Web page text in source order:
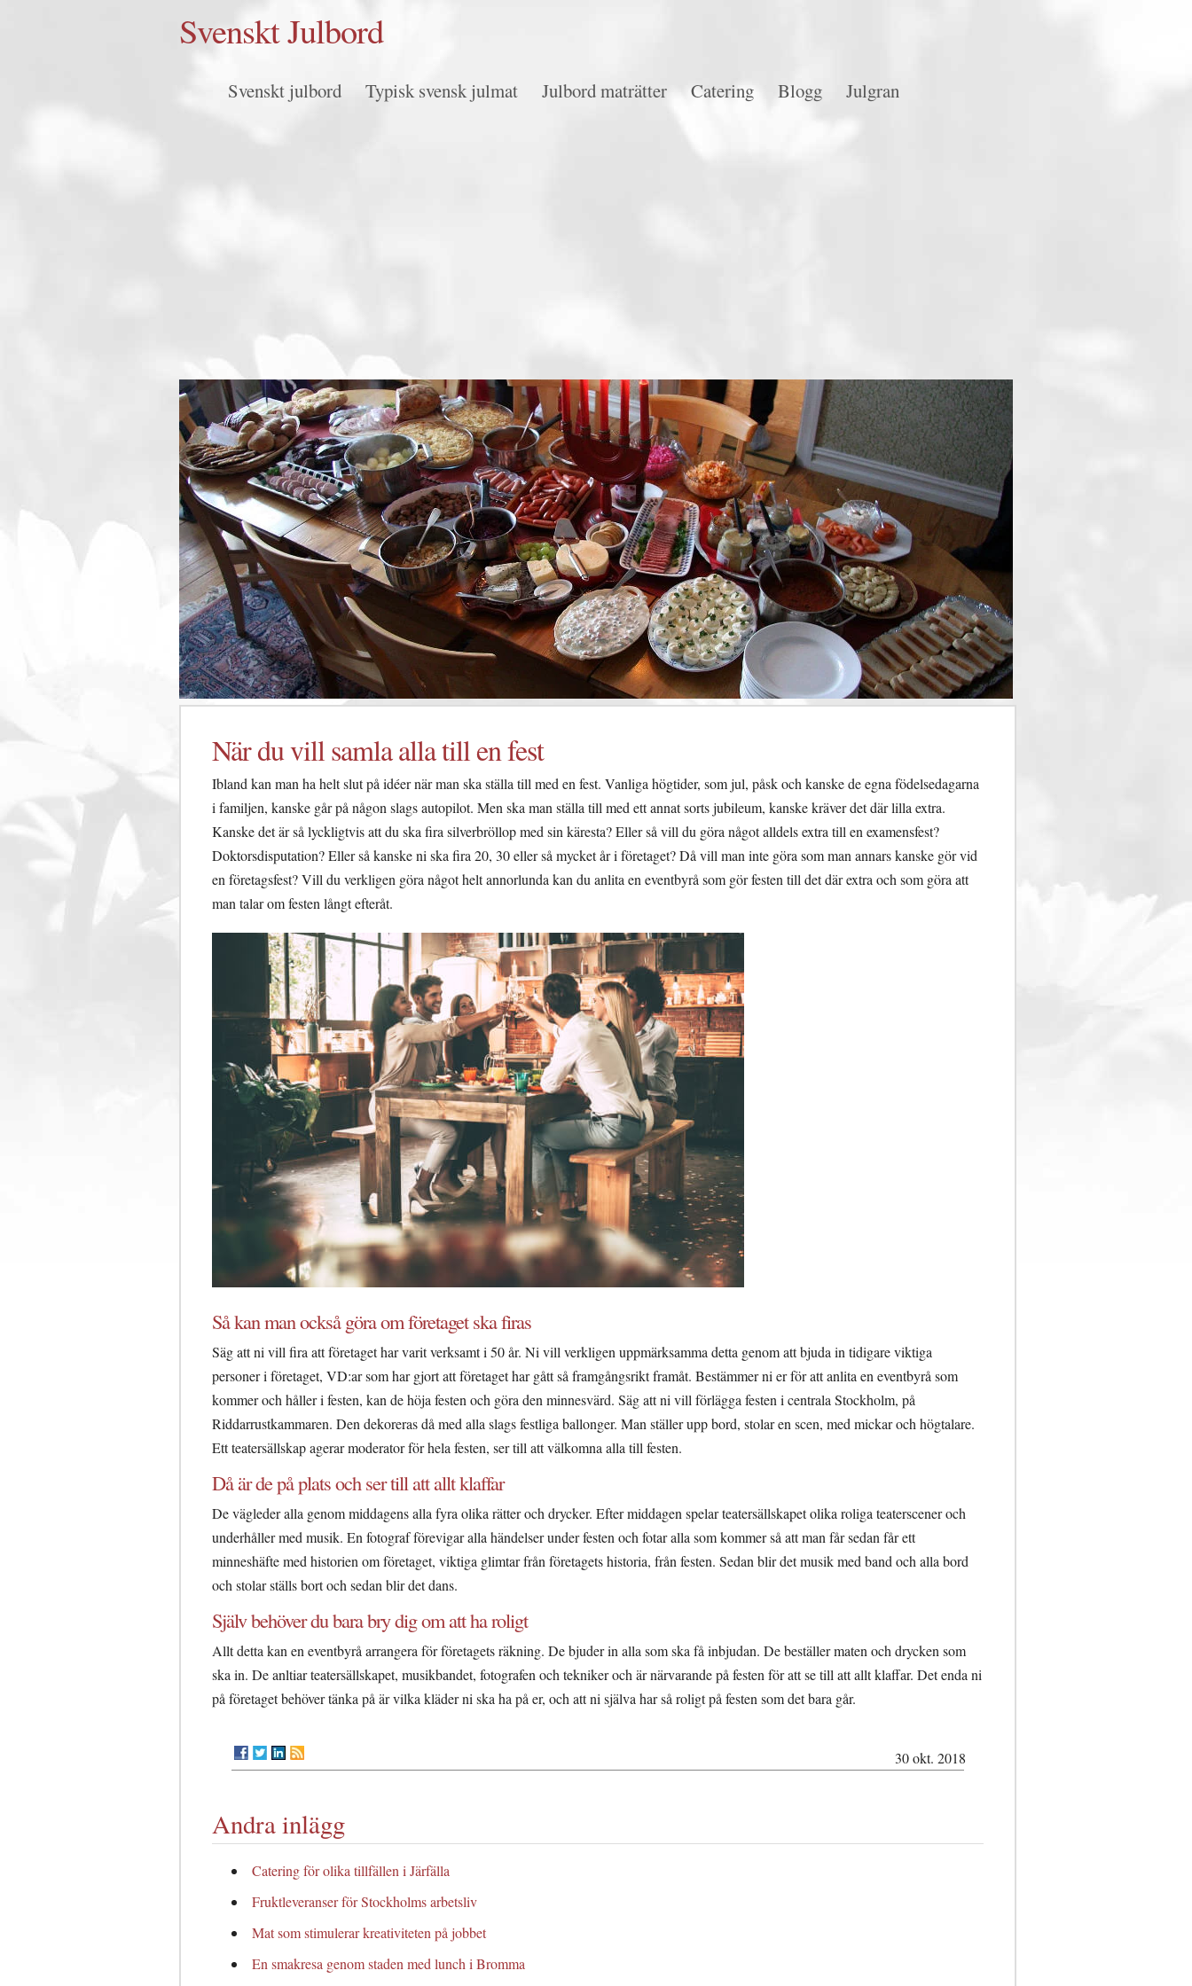
Svenskt Julbord
Svenskt julbord Typisk svensk julmat Julbord maträtter Catering Blogg Julgran
När du vill samla alla till en fest
Ibland kan man ha helt slut på idéer när man ska ställa till med en fest. Vanliga högtider, som jul, påsk och kanske de egna födelsedagarna
i familjen, kanske går på någon slags autopilot. Men ska man ställa till med ett annat sorts jubileum, kanske kräver det där lilla extra.
Kanske det är så lyckligtvis att du ska fira silverbröllop med sin käresta? Eller så vill du göra något alldels extra till en examensfest?
Doktorsdisputation? Eller så kanske ni ska fira 20, 30 eller så mycket år i företaget? Då vill man inte göra som man annars kanske gör vid
en företagsfest? Vill du verkligen göra något helt annorlunda kan du anlita en eventbyrå som gör festen till det där extra och som göra att
man talar om festen långt efteråt.
Så kan man också göra om företaget ska firas
Säg att ni vill fira att företaget har varit verksamt i 50 år. Ni vill verkligen uppmärksamma detta genom att bjuda in tidigare viktiga
personer i företaget, VD:ar som har gjort att företaget har gått så framgångsrikt framåt. Bestämmer ni er för att anlita en eventbyrå som
kommer och håller i festen, kan de höja festen och göra den minnesvärd. Säg att ni vill förlägga festen i centrala Stockholm, på
Riddarrustkammaren. Den dekoreras då med alla slags festliga ballonger. Man ställer upp bord, stolar en scen, med mickar och högtalare.
Ett teatersällskap agerar moderator för hela festen, ser till att välkomna alla till festen.
Då är de på plats och ser till att allt klaffar
De vägleder alla genom middagens alla fyra olika rätter och drycker. Efter middagen spelar teatersällskapet olika roliga teaterscener och
underhåller med musik. En fotograf förevigar alla händelser under festen och fotar alla som kommer så att man får sedan får ett
minneshäfte med historien om företaget, viktiga glimtar från företagets historia, från festen. Sedan blir det musik med band och alla bord
och stolar ställs bort och sedan blir det dans.
Själv behöver du bara bry dig om att ha roligt
Allt detta kan en eventbyrå arrangera för företagets räkning. De bjuder in alla som ska få inbjudan. De beställer maten och drycken som
ska in. De anltiar teatersällskapet, musikbandet, fotografen och tekniker och är närvarande på festen för att se till att allt klaffar. Det enda ni
på företaget behöver tänka på är vilka kläder ni ska ha på er, och att ni själva har så roligt på festen som det bara går.
30 okt. 2018
Andra inlägg
Catering för olika tillfällen i Järfälla
Fruktleveranser för Stockholms arbetsliv
Mat som stimulerar kreativiteten på jobbet
En smakresa genom staden med lunch i Bromma